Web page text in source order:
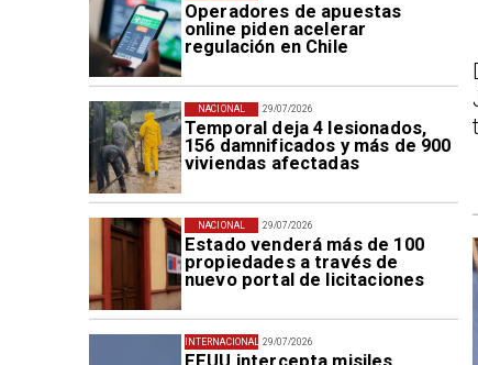
Operadores de apuestas
online piden acelerar
regulación en Chile
29/07/2026
Temporal deja 4 lesionados,
156 damnificados y más de 900
viviendas afectadas
NACIONAL
29/07/2026
Estado venderá más de 100
propiedades a través de
nuevo portal de licitaciones
NACIONAL
29/07/2026
INTERNACIONAL